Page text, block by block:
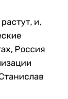
и,
Россия